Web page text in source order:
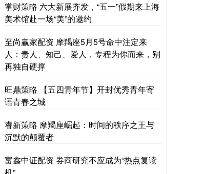
掌财策略 六大新展齐发，“五一”假期来上海
美术馆赴一场“美”的邀约
至尚赢家配资 摩羯座5月5号命中注定来
人：贵人、知己、爱人，专程为你而来，别
再独自硬撑
旺鼎策略 【五四青年节】开封优秀青年寄
语青春之城
睿新策略 摩羯座崛起：时间的秩序之王与
沉默的颠覆者
富鑫中证配资 券商研究不应成为“热点复读